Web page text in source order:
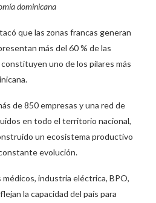
dominicana
que las zonas francas generan
más del 60 % de las
uno de los pilares más
de 850 empresas y una red de
en todo el territorio nacional,
un ecosistema productivo
evolución.
industria eléctrica, BPO,
la capacidad del país para